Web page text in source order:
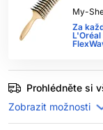
My-
Za
Prohlédněte si